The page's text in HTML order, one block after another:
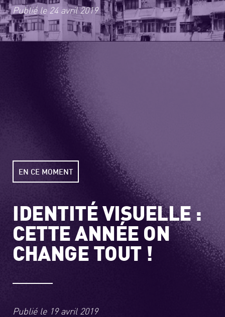
Publié le 24 avril 2019
EN CE MOMENT
IDENTITÉ VISUELLE :
CETTE ANNÉE ON
CHANGE TOUT !
Publié le 19 avril 2019